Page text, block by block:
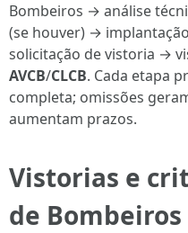
Bombeiros → análise
(se houver) →
solicitação de vistoria →
AVCB/CLCB. Cada etapa
completa; omissões
aumentam prazos.
Vistorias e
de Bombeiros